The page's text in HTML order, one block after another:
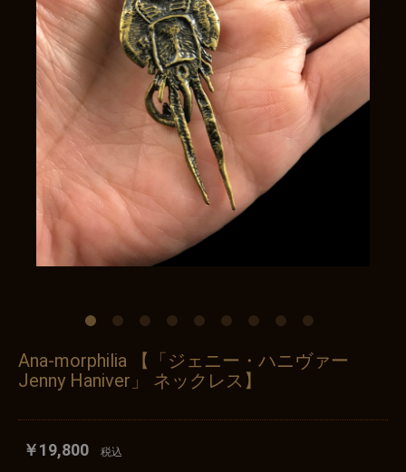
Ana-morphilia 【「ジェニー・ハニヴァー
Jenny Haniver」 ネックレス】
￥19,800 税込